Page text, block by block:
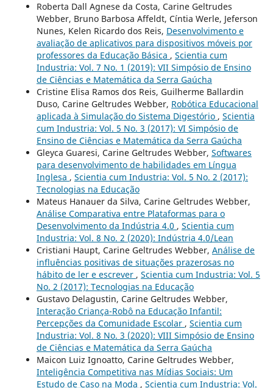
Roberta Dall Agnese da Costa, Carine Geltrudes
Webber, Bruno Barbosa Affeldt, Cíntia Werle, Jeferson
Nunes, Kelen Ricardo dos Reis, Desenvolvimento e
avaliação de aplicativos para dispositivos móveis por
professores da Educação Básica , Scientia cum
Industria: Vol. 7 No. 1 (2019): VII Simpósio de Ensino
de Ciências e Matemática da Serra Gaúcha
Cristine Elisa Ramos dos Reis, Guilherme Ballardin
Duso, Carine Geltrudes Webber, Robótica Educacional
aplicada à Simulação do Sistema Digestório , Scientia
cum Industria: Vol. 5 No. 3 (2017): VI Simpósio de
Ensino de Ciências e Matemática da Serra Gaúcha
Gleyca Guaresi, Carine Geltrudes Webber, Softwares
para desenvolvimento de habilidades em Língua
Inglesa , Scientia cum Industria: Vol. 5 No. 2 (2017):
Tecnologias na Educação
Mateus Hanauer da Silva, Carine Geltrudes Webber,
Análise Comparativa entre Plataformas para o
Desenvolvimento da Indústria 4.0 , Scientia cum
Industria: Vol. 8 No. 2 (2020): Indústria 4.0/Lean
Cristiani Haupt, Carine Geltrudes Webber, Análise de
influências positivas de situações prazerosas no
hábito de ler e escrever , Scientia cum Industria: Vol. 5
No. 2 (2017): Tecnologias na Educação
Gustavo Delagustin, Carine Geltrudes Webber,
Interação Criança-Robô na Educação Infantil:
Percepções da Comunidade Escolar , Scientia cum
Industria: Vol. 8 No. 3 (2020): VIII Simpósio de Ensino
de Ciências e Matemática da Serra Gaúcha
Maicon Luiz Ignoatto, Carine Geltrudes Webber,
Inteligência Competitiva nas Mídias Sociais: Um
Estudo de Caso na Moda , Scientia cum Industria: Vol.